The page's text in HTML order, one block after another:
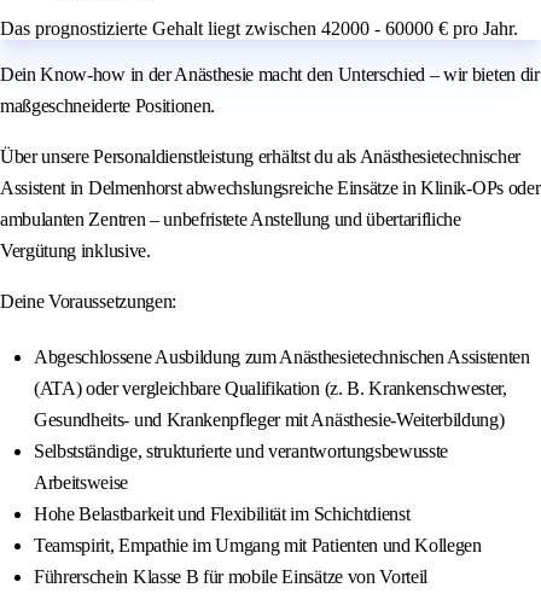
Das prognostizierte Gehalt liegt zwischen 42000 - 60000 € pro Jahr.
Dein Know-how in der Anästhesie macht den Unterschied – wir bieten dir
maßgeschneiderte Positionen.
Über unsere Personaldienstleistung erhältst du als Anästhesietechnischer
Assistent in Delmenhorst abwechslungsreiche Einsätze in Klinik-OPs oder
ambulanten Zentren – unbefristete Anstellung und übertarifliche
Vergütung inklusive.
Deine Voraussetzungen:
Abgeschlossene Ausbildung zum Anästhesietechnischen Assistenten
(ATA) oder vergleichbare Qualifikation (z. B. Krankenschwester,
Gesundheits- und Krankenpfleger mit Anästhesie-Weiterbildung)
Selbstständige, strukturierte und verantwortungsbewusste
Arbeitsweise
Hohe Belastbarkeit und Flexibilität im Schichtdienst
Teamspirit, Empathie im Umgang mit Patienten und Kollegen
Führerschein Klasse B für mobile Einsätze von Vorteil